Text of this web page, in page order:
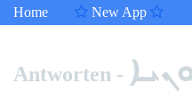
Home New App
Antworten -